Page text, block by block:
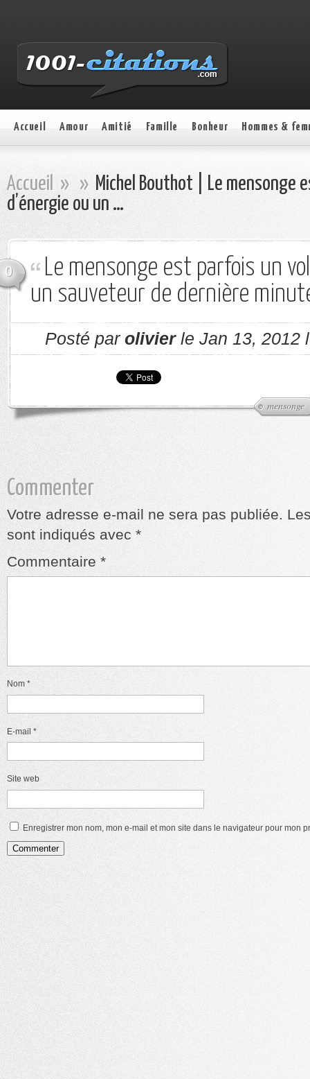
Accueil Amour Amitié Famille Bonheur Hommes &
Accueil » » Michel Bouthot | Le mensonge
d’énergie ou un …
0
Le mensonge est parfois un
un sauveteur de dernière
Posté par olivierle Jan 13, 2012
mensonge
Commenter
Votre adresse e-mail ne sera pas publiée.
sont indiqués avec *
Commentaire *
Nom *
E-mail *
Site web
Enregistrer mon nom, mon e-mail et mon site dans le navigateur pour mon